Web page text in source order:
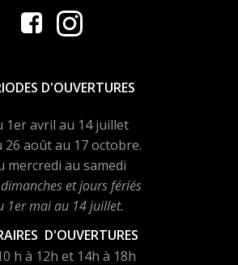
D'OUVERTURES
1er avril au 14 juillet
26 août au 17 octobre.
mercredi au samedi
et jours fériés
1er mai au 14 juillet.
D'OUVERTURES
h à 12h et 14h à 18h